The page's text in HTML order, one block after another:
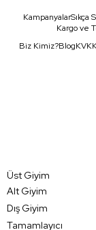
KampanyalarSıkça
Kargo ve
Biz Kimiz?Blog
Üst Giyim
Alt Giyim
Dış Giyim
Tamamlayıcı